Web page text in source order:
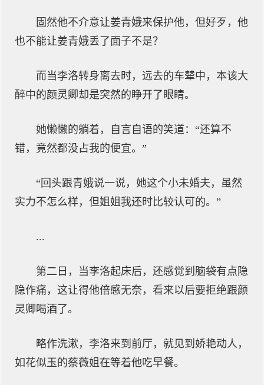
固然他不介意让姜青娥来保护他，但好歹，他
也不能让姜青娥丢了面子不是？
而当李洛转身离去时，远去的车辇中，本该大
醉中的颜灵卿却是突然的睁开了眼睛。
她懒懒的躺着，自言自语的笑道：“还算不
错，竟然都没占我的便宜。”
“回头跟青娥说一说，她这个小未婚夫，虽然
实力不怎么样，但姐姐我还时比较认可的。”
...
第二日，当李洛起床后，还感觉到脑袋有点隐
隐作痛，这让得他倍感无奈，看来以后要拒绝跟颜
灵卿喝酒了。
略作洗漱，李洛来到前厅，就见到娇艳动人，
如花似玉的蔡薇姐在等着他吃早餐。